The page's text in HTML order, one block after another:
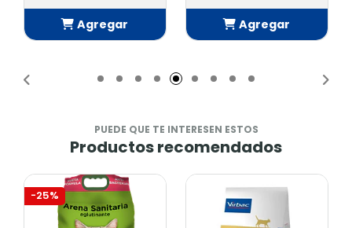
Agregar
Agregar
PUEDE QUE TE INTERESEN ESTOS
Productos recomendados